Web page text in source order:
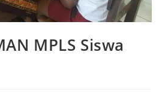
MPLS Siswa